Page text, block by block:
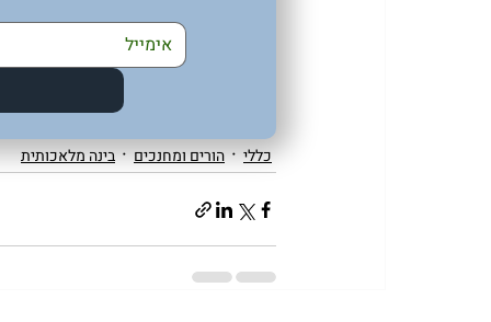
כללי הורים ומחנכים בינה מלאכותית